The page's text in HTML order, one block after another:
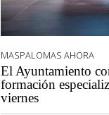
MASPALOMAS AHORA
El Ayuntamiento
formación
viernes